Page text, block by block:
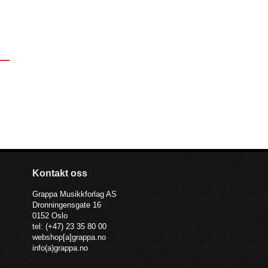
Kontakt oss
Grappa Musikkforlag AS
Dronningensgate 16
0152 Oslo
tel: (+47) 23 35 80 00
webshop[a]grappa.no
info(a)grappa.no